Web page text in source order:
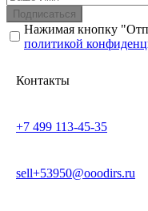
Подписаться
Нажимая кнопку
политикой
Контакты
+7 499 113-45-35
sell+53950@ooodirs.ru